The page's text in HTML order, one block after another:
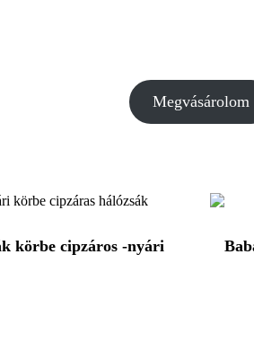
Megvásárolom
körbe cipzáros -nyári